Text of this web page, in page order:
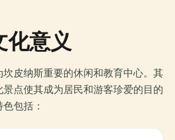
化意义
皮纳斯重要的休闲和教育中心。其
点使其成为居民和游客珍爱的目的
包括：